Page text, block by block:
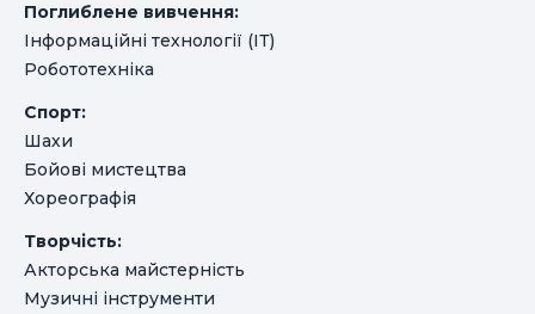
Поглиблене вивчення:
Інформаційні технології (ІТ)
Робототехніка
Спорт:
Шахи
Бойові мистецтва
Хореографія
Творчість:
Акторська майстерність
Музичні інструменти